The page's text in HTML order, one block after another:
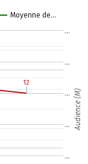
Moyenne de…
…
…
…
…
…
12
12
Audience (M)